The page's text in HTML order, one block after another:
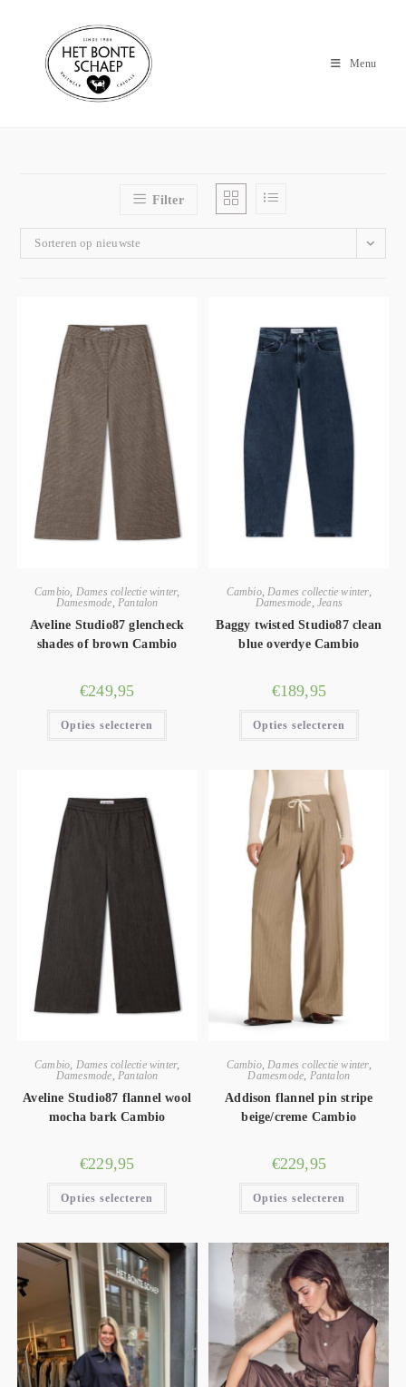
Menu
Filter
Sorteren op nieuwste
Cambio Dames collectie winter,
Damesmode Pantalon
Aveline Studio87 glencheck
shades of brown Cambio
€249,95
Opties selecteren
Cambio, Dames collectie winter,
Damesmode Jeans
Baggy twisted Studio87 clean
blue overdye Cambio
€189,95
Opties selecteren
Cambio Dames collectie winter,
Damesmode Pantalon
Aveline Studio87 flannel wool
mocha bark Cambio
€229,95
Opties selecteren
Cambio, Dames collectie winter,
Damesmode Pantalon
Addison flannel pin stripe
beige/creme Cambio
€229,95
Opties selecteren